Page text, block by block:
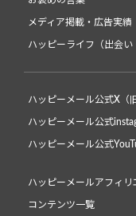
メディア掲載・広告実績
ハッピーライフ（出会い
ハッピーメール公式X（
ハッピーメール公式
ハッピーメール公式
ハッピーメールアフィリ
コンテンツ一覧